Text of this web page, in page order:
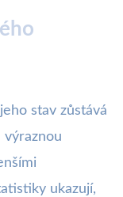
stav zůstává
výraznou
ukazují,